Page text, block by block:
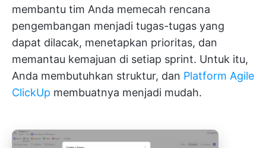
membantu tim Anda memecah rencana
pengembangan menjadi tugas-tugas yang
dapat dilacak, menetapkan prioritas, dan
memantau kemajuan di setiap sprint. Untuk itu,
Anda membutuhkan struktur, dan Platform Agile
ClickUp membuatnya menjadi mudah.